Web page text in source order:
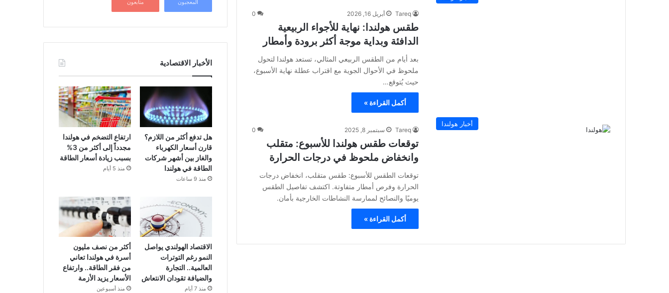
Tareq أبريل 16, 2026 0
طقس هولندا: نهاية للأجواء الربيعية
الدافئة وبداية موجة أكثر برودة وأمطار
بعد أيام من الطقس الربيعي المثالي، تستعد هولندا لتحول
ملحوظ في الأحوال الجوية مع اقتراب عطلة نهاية الأسبوع،
حيث يُتوقع…
أكمل القراءة »
أخبار هولندا
Tareq سبتمبر 8, 2025 0
توقعات طقس هولندا للأسبوع: متقلب
وانخفاض ملحوظ في درجات الحرارة
توقعات الطقس للأسبوع: طقس متقلب، انخفاض درجات
الحرارة وفرص أمطار متفاوتة. اكتشف تفاصيل الطقس
يوميًا والنصائح لممارسة النشاطات الخارجية بأمان.
أكمل القراءة »
المعجبون متابعون
الأخبار الاقتصادية
هل تدفع أكثر من اللازم؟
قارن أسعار الكهرباء
والغاز بين أشهر شركات
الطاقة في هولندا
منذ 9 ساعات
ارتفاع التضخم في هولندا
مجدداً إلى أكثر من 3%
بسبب زيادة أسعار الطاقة
منذ 5 أيام
الاقتصاد الهولندي يواصل
النمو رغم التوترات
العالمية.. التجارة
والضيافة تقودان الانتعاش
منذ 7 أيام
أكثر من نصف مليون
أسرة في هولندا تعاني
من فقر الطاقة.. وارتفاع
الأسعار يزيد الأزمة
منذ أسبوعين